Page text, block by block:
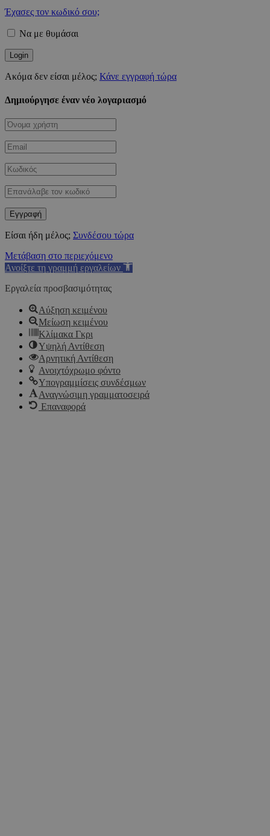
Έχασες τον κωδικό σου;
Να με θυμάσαι
Ακόμα δεν είσαι μέλος; Κάνε εγγραφή τώρα
Δημιούργησε έναν νέο λογαριασμό
Είσαι ήδη μέλος; Συνδέσου τώρα
Μετάβαση στο περιεχόμενο
Ανοίξτε τη γραμμή εργαλείων
Εργαλεία προσβασιμότητας
Αύξηση κειμένου
Μείωση κειμένου
Κλίμακα Γκρι
Υψηλή Αντίθεση
Αρνητική Αντίθεση
Ανοιχτόχρωμο φόντο
Υπογραμμίσεις συνδέσμων
Αναγνώσιμη γραμματοσειρά
Επαναφορά